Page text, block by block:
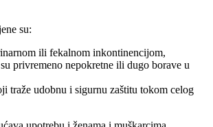
su:
ili fekalnom inkontinencijom,
privremeno nepokretne ili dugo borave u
traže udobnu i sigurnu zaštitu tokom celog